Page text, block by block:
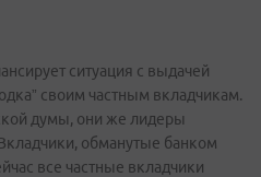
ситуация с выдачей
своим частным вкладчикам.
думы, они же лидеры
обманутые банком
все частные вкладчики